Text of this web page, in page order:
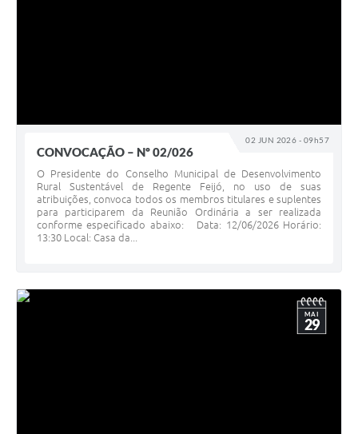
02 JUN 2026 - 09h57
CONVOCAÇÃO – Nº 02/026
O Presidente do Conselho Municipal de Desenvolvimento
Rural Sustentável de Regente Feijó, no uso de suas
atribuições, convoca todos os membros titulares e suplentes
para participarem da Reunião Ordinária a ser realizada
conforme especificado abaixo: Data: 12/06/2026 Horário:
13:30 Local: Casa da...
MAI
29